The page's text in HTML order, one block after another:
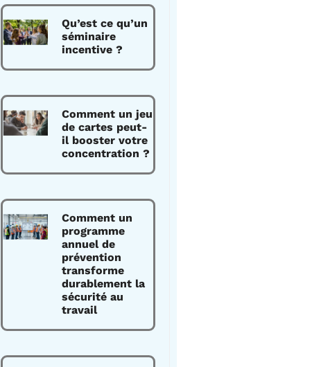
Qu’est ce qu’un
séminaire
incentive ?
Comment un jeu
de cartes peut-
il booster votre
concentration ?
Comment un
programme
annuel de
prévention
transforme
durablement la
sécurité au
travail